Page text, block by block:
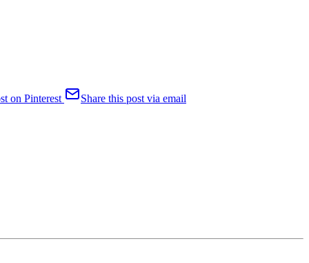
on Pinterest Share this post via email